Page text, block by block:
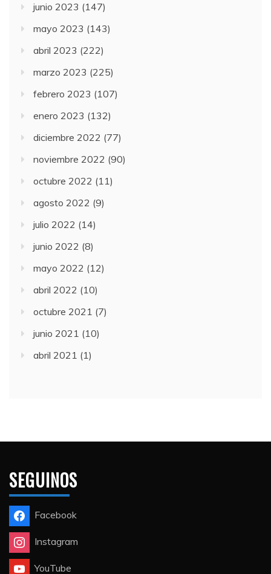
junio 2023 (147)
mayo 2023 (143)
abril 2023 (222)
marzo 2023 (225)
febrero 2023 (107)
enero 2023 (132)
diciembre 2022 (77)
noviembre 2022 (90)
octubre 2022 (11)
agosto 2022 (9)
julio 2022 (14)
junio 2022 (8)
mayo 2022 (12)
abril 2022 (10)
octubre 2021 (7)
junio 2021 (10)
abril 2021 (1)
SEGUINOS
Facebook
Instagram
YouTube